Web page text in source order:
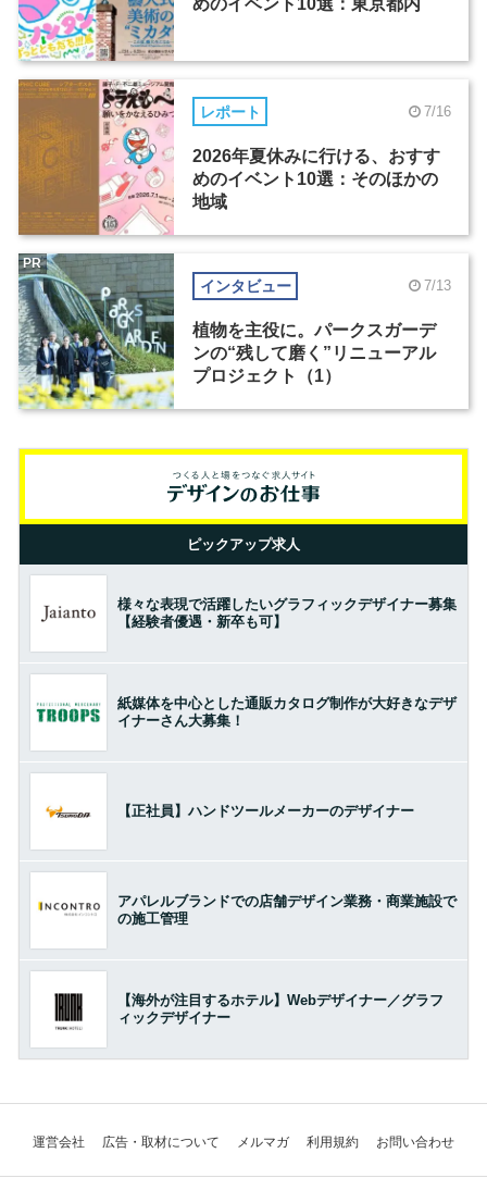
めのイベント10選：東京都内
レポート 7/16
2026年夏休みに行ける、おすす
めのイベント10選：そのほかの
地域
インタビュー 7/13
植物を主役に。パークスガーデ
ンの“残して磨く”リニューアル
プロジェクト（1）
PR
ピックアップ求人
様々な表現で活躍したいグラフィックデザイナー募集
【経験者優遇・新卒も可】
紙媒体を中心とした通販カタログ制作が大好きなデザ
イナーさん大募集！
【正社員】ハンドツールメーカーのデザイナー
アパレルブランドでの店舗デザイン業務・商業施設で
の施工管理
【海外が注目するホテル】Webデザイナー／グラフ
ィックデザイナー
運営会社 広告・取材について メルマガ 利用規約 お問い合わせ